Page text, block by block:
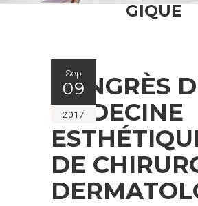
GIQUE
Sep
09
2017
CONGRÈS
MÉDECINE
DE